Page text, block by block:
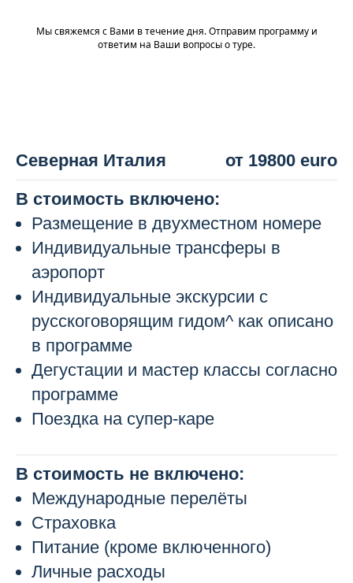
Мы свяжемся с Вами в течение дня. Отправим программу и
ответим на Ваши вопросы о туре.
Северная Италия
от 19800 euro
В стоимость включено:
Размещение в двухместном номере
Индивидуальные трансферы в
аэропорт
Индивидуальные экскурсии с
русскоговорящим гидом^ как описано
в программе
Дегустации и мастер классы согласно
программе
Поездка на супер-каре
В стоимость не включено:
Международные перелёты
Страховка
Питание (кроме включенного)
Личные расходы